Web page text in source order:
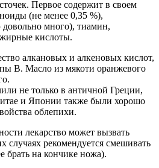
Первое содержит в своем
(не менее 0,35 %),
много), тиамин,
кислоты.
алкановых и алкеновых кислот,
В. Масло из мякоти оранжевого
не только в античной Греции,
и Японии также были хорошо
облепихи.
лекарство может вызвать
случаях рекомендуется смешивать
брать на кончике ножа).